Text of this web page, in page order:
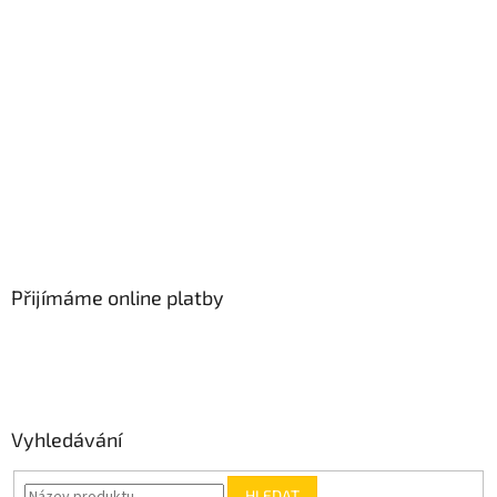
Přijímáme online platby
Vyhledávání